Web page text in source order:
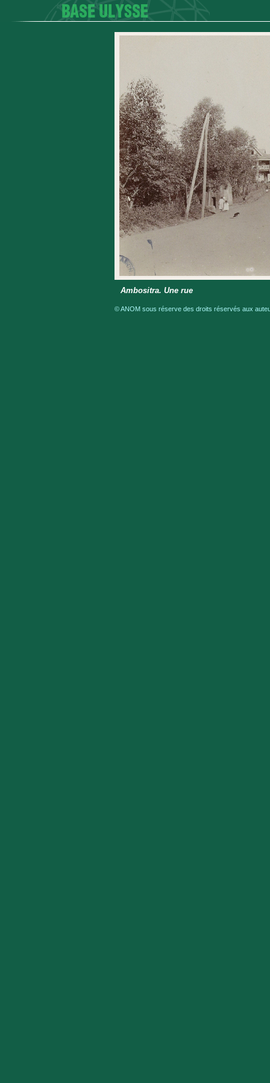
Ambositra. Une rue
© ANOM sous réserve des droits réservés aux